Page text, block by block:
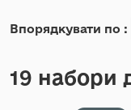
Впорядкувати по
19 набори